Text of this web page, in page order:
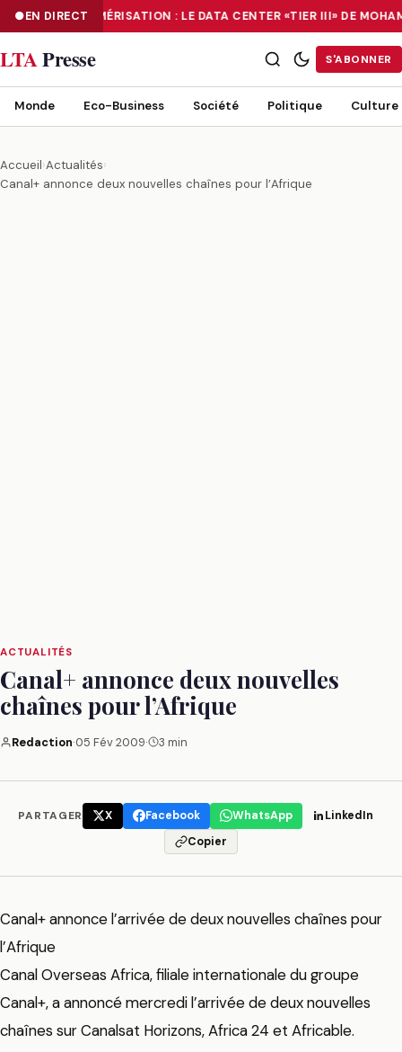
EN DIRECTNUMÉRISATION : LE DATA CENTER «TIER III» DE
NUMÉRISATION : LE DATA CENTER «TIER III» DE MOHAMMADIA, UN
LTAPresse S'ABONNER
Monde Eco-Business Société Politique Culture
Accueil›Actualités›
Canal+ annonce deux nouvelles chaînes pour l’Afrique
ACTUALITÉS
Canal+ annonce deux nouvelles
chaînes pour l’Afrique
Redaction·05 Fév 2009· 3 min
PARTAGER X Facebook WhatsApp
LinkedIn
Copier
Canal+ annonce l’arrivée de deux nouvelles chaînes pour
l’Afrique
Canal Overseas Africa, filiale internationale du groupe
Canal+, a annoncé mercredi l’arrivée de deux nouvelles
chaînes sur Canalsat Horizons, Africa 24 et Africable.